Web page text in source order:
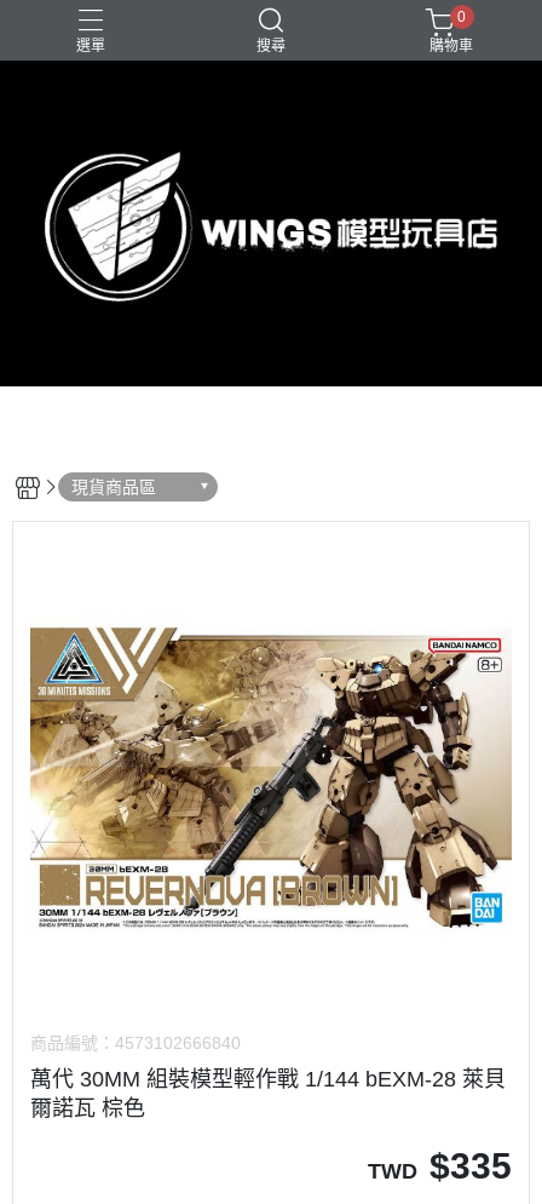
選單 搜尋
0
購物車
現貨商品區
商品編號： 4573102666840
萬代 30MM 組裝模型輕作戰 1/144 bEXM-28 萊貝
爾諾瓦 棕色
TWD $335